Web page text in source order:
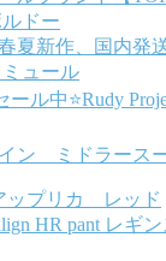
ドー
春夏新作、国内発
ュール
ール中⭐️Rudy
ン ミドラース
プリカ レッド
HR pant レギ